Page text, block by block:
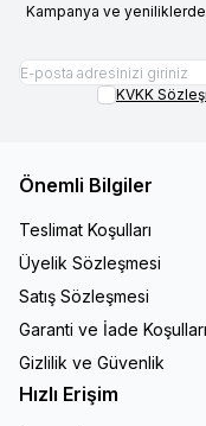
Kampanya ve
KVKK
Önemli Bilgiler
Teslimat Koşulları
Üyelik Sözleşmesi
Satış Sözleşmesi
Garanti ve İade Koşulları
Gizlilik ve Güvenlik
Hızlı Erişim